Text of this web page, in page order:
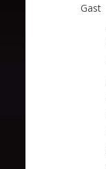
Gast